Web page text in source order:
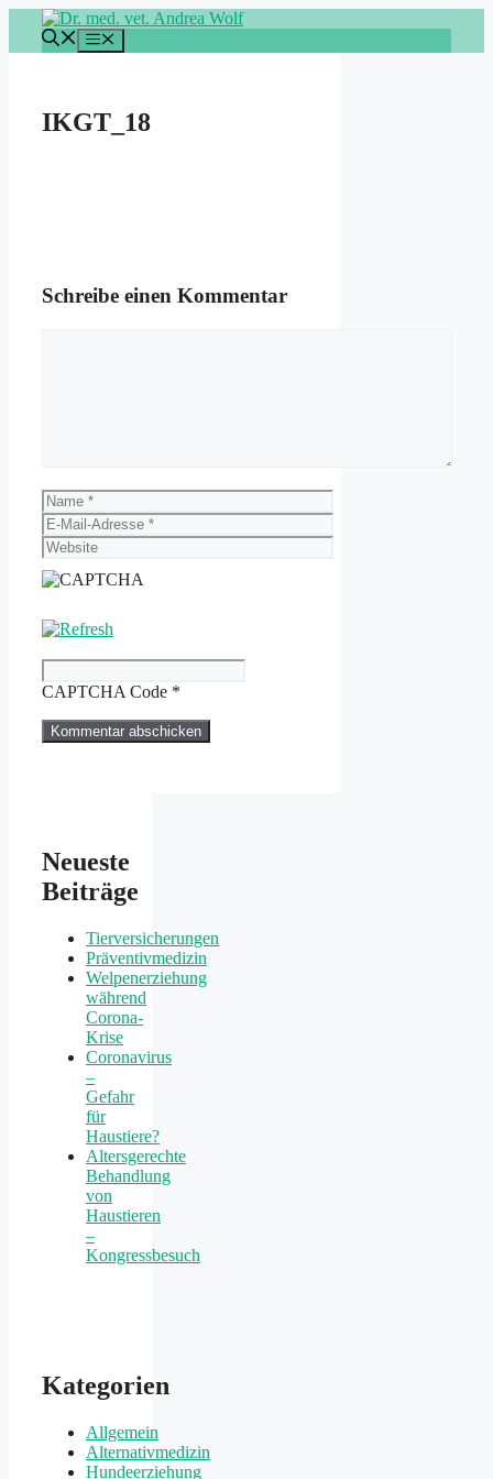
Inhalt
springen
Menü
IKGT_18
Schreibe einen Kommentar
Name
E-
Mail-
Adresse
Website
CAPTCHA Code *
Neueste
Beiträge
Tierversicherungen
Präventivmedizin
Welpenerziehung
während
Corona-
Krise
Coronavirus
–
Gefahr
für
Haustiere?
Altersgerechte
Behandlung
von
Haustieren
–
Kongressbesuch
Kategorien
Allgemein
Alternativmedizin
Hundeerziehung